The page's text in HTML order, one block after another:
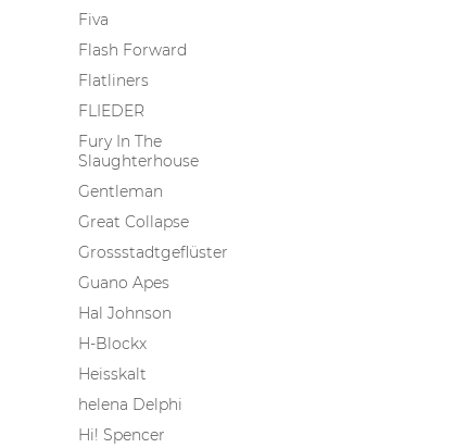
Fiva
Flash Forward
Flatliners
FLIEDER
Fury In The
Slaughterhouse
Gentleman
Great Collapse
Grossstadtgeflüster
Guano Apes
Hal Johnson
H-Blockx
Heisskalt
helena Delphi
Hi! Spencer